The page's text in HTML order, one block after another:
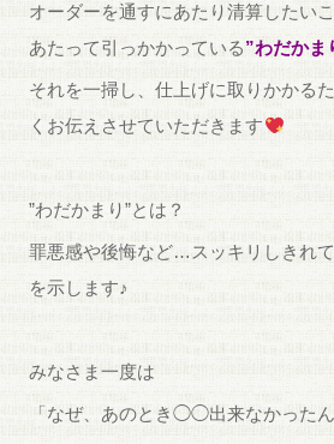
オーダーを通すにあたり清算したい
あたって引っかかっている”わだかま
それを一掃し、仕上げに取りかかる
くお伝えさせていただきます
”わだかまり”とは？
罪悪感や後悔など…スッキリしきれ
を示します♪
みなさま一度は
「なぜ、あのとき◯◯出来なかったん